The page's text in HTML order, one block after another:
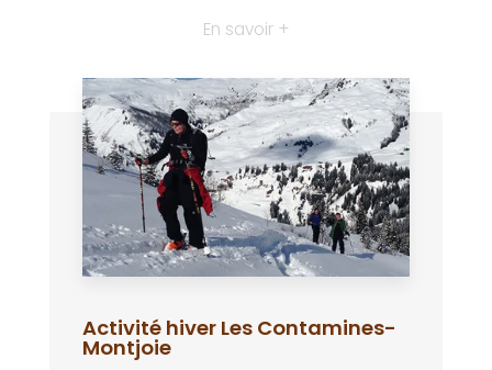
En savoir +
Activité hiver Les Contamines-
Montjoie